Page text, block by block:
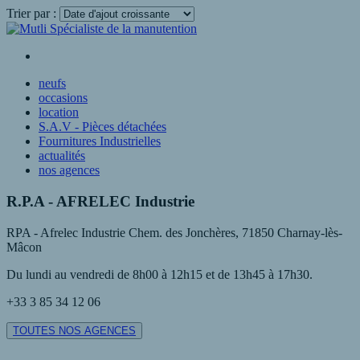
Trier par :
neufs
occasions
location
S.A.V - Pièces détachées
Fournitures Industrielles
actualités
nos agences
R.P.A - AFRELEC Industrie
RPA - Afrelec Industrie Chem. des Jonchères, 71850 Charnay-lès-
Mâcon
Du lundi au vendredi de 8h00 à 12h15 et de 13h45 à 17h30.
+33 3 85 34 12 06
TOUTES NOS AGENCES